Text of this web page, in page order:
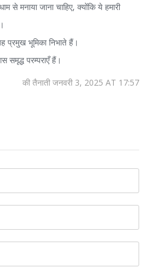
से मनाया जाना चाहिए, क्योंकि ये हमारी
प्रमुख भूमिका निभाते हैं।
समृद्ध परम्पराएँ हैं।
की तैनाती जनवरी 3, 2025 AT 17:57